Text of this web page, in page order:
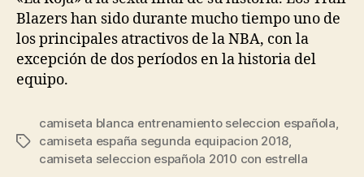
Blazers han sido durante mucho tiempo uno de
los principales atractivos de la NBA, con la
excepción de dos períodos en la historia del
equipo.
Etiquetas
camiseta blanca entrenamiento seleccion española,
camiseta españa segunda equipacion 2018,
camiseta seleccion española 2010 con estrella